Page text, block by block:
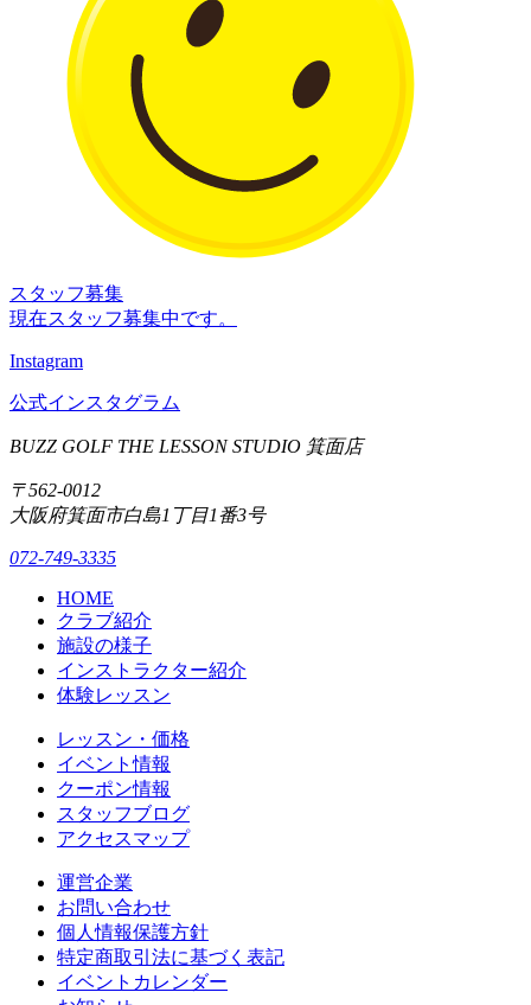
スタッフ募集
現在スタッフ募集中です。
Instagram
公式インスタグラム
BUZZ GOLF THE LESSON STUDIO 箕面店
〒562-0012
大阪府箕面市白島1丁目1番3号
072-749-3335
HOME
クラブ紹介
施設の様子
インストラクター紹介
体験レッスン
レッスン・価格
イベント情報
クーポン情報
スタッフブログ
アクセスマップ
運営企業
お問い合わせ
個人情報保護方針
特定商取引法に基づく表記
イベントカレンダー